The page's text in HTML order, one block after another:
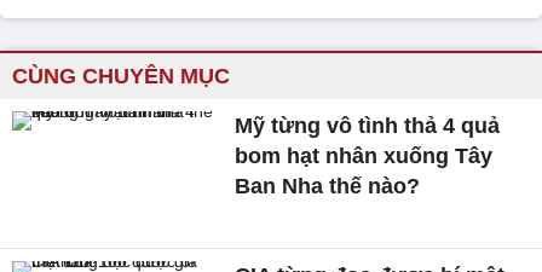
CÙNG CHUYÊN MỤC
Mỹ từng vô tình thả 4 quả
bom hạt nhân xuống Tây
Ban Nha thế nào?